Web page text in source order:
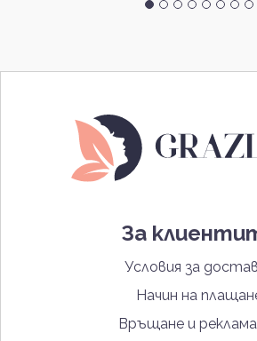
За
Условия за
Начин на
Връщане и